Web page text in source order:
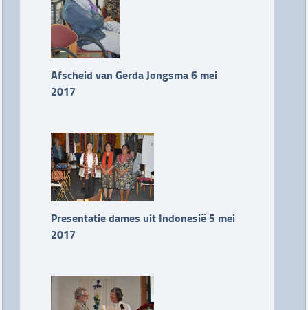
Afscheid van Gerda Jongsma 6 mei
2017
Presentatie dames uit Indonesië 5 mei
2017